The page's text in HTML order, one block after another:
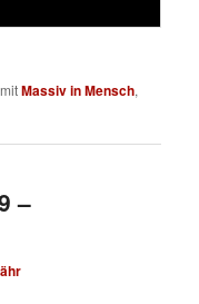
Massiv in Mensch,
–